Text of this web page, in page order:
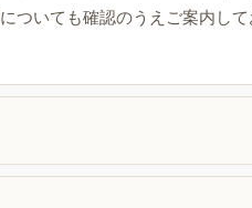
ついても確認のうえご案内し